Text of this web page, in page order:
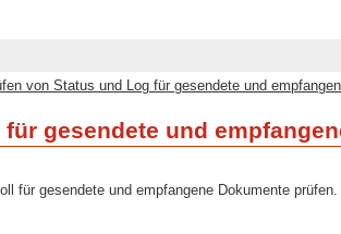
von Status und Log für gesendete und
gesendete und
für gesendete und empfangene Dokumente prüfen.